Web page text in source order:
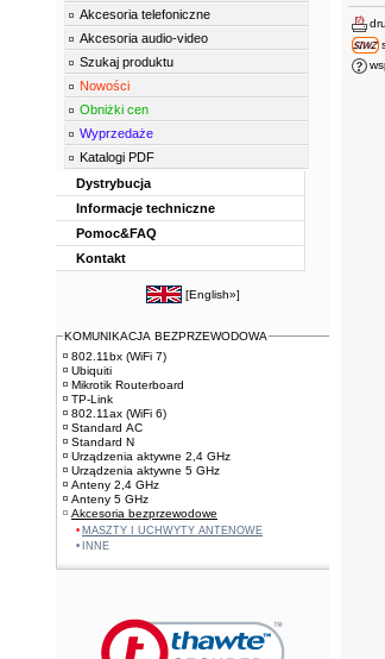
Akcesoria telefoniczne
Akcesoria audio-video
Szukaj produktu
Nowości
Obniżki cen
Wyprzedaże
Katalogi PDF
Dystrybucja
Informacje techniczne
Pomoc&FAQ
Kontakt
[English»]
KOMUNIKACJA BEZPRZEWODOWA
802.11bx (WiFi 7)
Ubiquiti
Mikrotik Routerboard
TP-Link
802.11ax (WiFi 6)
Standard AC
Standard N
Urządzenia aktywne 2,4 GHz
Urządzenia aktywne 5 GHz
Anteny 2,4 GHz
Anteny 5 GHz
Akcesoria bezprzewodowe
MASZTY I UCHWYTY ANTENOWE
INNE